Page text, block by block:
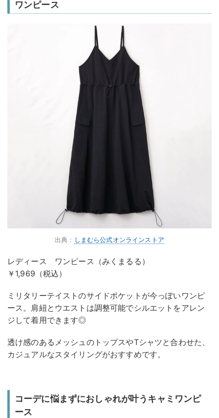
ワンピース
出典： しまむら公式オンラインストア
レディース ワンピース（みくまるる）
￥1,969（税込）
ミリタリーテイストのサイドポケットが今っぽいワンピ
ース。肩紐とウエストは調整可能でシルエットをアレン
ジして着用できます◎
透け感のあるメッシュのトップスやTシャツと合わせた、
カジュアルなスタイリングがおすすめです。
コーデに悩まずにおしゃれが叶うキャミワンピ
ース